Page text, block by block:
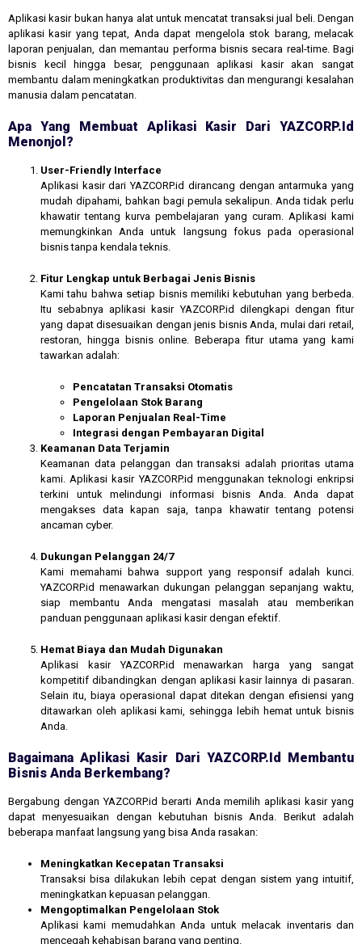
Aplikasi kasir bukan hanya alat untuk mencatat transaksi jual beli. Dengan
aplikasi kasir yang tepat, Anda dapat mengelola stok barang, melacak
laporan penjualan, dan memantau performa bisnis secara real-time. Bagi
bisnis kecil hingga besar, penggunaan aplikasi kasir akan sangat
membantu dalam meningkatkan produktivitas dan mengurangi kesalahan
manusia dalam pencatatan.
Apa Yang Membuat Aplikasi Kasir Dari YAZCORP.id
Menonjol?
User-Friendly Interface
Aplikasi kasir dari YAZCORP.id dirancang dengan antarmuka yang
mudah dipahami, bahkan bagi pemula sekalipun. Anda tidak perlu
khawatir tentang kurva pembelajaran yang curam. Aplikasi kami
memungkinkan Anda untuk langsung fokus pada operasional
bisnis tanpa kendala teknis.
Fitur Lengkap untuk Berbagai Jenis Bisnis
Kami tahu bahwa setiap bisnis memiliki kebutuhan yang berbeda.
Itu sebabnya aplikasi kasir YAZCORP.id dilengkapi dengan fitur
yang dapat disesuaikan dengan jenis bisnis Anda, mulai dari retail,
restoran, hingga bisnis online. Beberapa fitur utama yang kami
tawarkan adalah:
Pencatatan Transaksi Otomatis
Pengelolaan Stok Barang
Laporan Penjualan Real-Time
Integrasi dengan Pembayaran Digital
Keamanan Data Terjamin
Keamanan data pelanggan dan transaksi adalah prioritas utama
kami. Aplikasi kasir YAZCORP.id menggunakan teknologi enkripsi
terkini untuk melindungi informasi bisnis Anda. Anda dapat
mengakses data kapan saja, tanpa khawatir tentang potensi
ancaman cyber.
Dukungan Pelanggan 24/7
Kami memahami bahwa support yang responsif adalah kunci.
YAZCORP.id menawarkan dukungan pelanggan sepanjang waktu,
siap membantu Anda mengatasi masalah atau memberikan
panduan penggunaan aplikasi kasir dengan efektif.
Hemat Biaya dan Mudah Digunakan
Aplikasi kasir YAZCORP.id menawarkan harga yang sangat
kompetitif dibandingkan dengan aplikasi kasir lainnya di pasaran.
Selain itu, biaya operasional dapat ditekan dengan efisiensi yang
ditawarkan oleh aplikasi kami, sehingga lebih hemat untuk bisnis
Anda.
Bagaimana Aplikasi Kasir Dari YAZCORP.id Membantu
Bisnis Anda Berkembang?
Bergabung dengan YAZCORP.id berarti Anda memilih aplikasi kasir yang
dapat menyesuaikan dengan kebutuhan bisnis Anda. Berikut adalah
beberapa manfaat langsung yang bisa Anda rasakan:
Meningkatkan Kecepatan Transaksi
Transaksi bisa dilakukan lebih cepat dengan sistem yang intuitif,
meningkatkan kepuasan pelanggan.
Mengoptimalkan Pengelolaan Stok
Aplikasi kami memudahkan Anda untuk melacak inventaris dan
mencegah kehabisan barang yang penting.